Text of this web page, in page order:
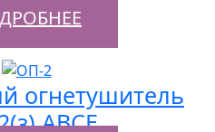
огнетушитель
АВСЕ